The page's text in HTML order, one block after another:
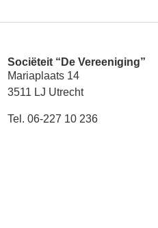
Sociëteit “De Vereeniging”
Mariaplaats 14
3511 LJ Utrecht
Tel. 06-227 10 236